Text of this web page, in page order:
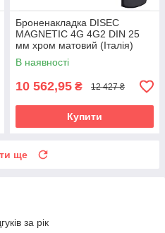
Броненакладка DISEC
MAGNETIC 4G 4G2 DIN 25
мм хром матовий (Італія)
В наявності
10 562,95 ₴ 12 427 ₴
Купити
ще
за рік